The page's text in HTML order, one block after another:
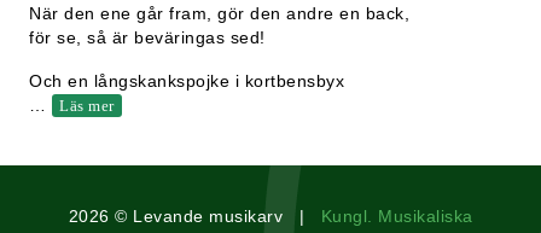
När den ene går fram, gör den andre en back,
för se, så är beväringas sed!
Och en långskankspojke i kortbensbyx
Läs mer
2026 © Levande musikarv | Kungl. Musikaliska